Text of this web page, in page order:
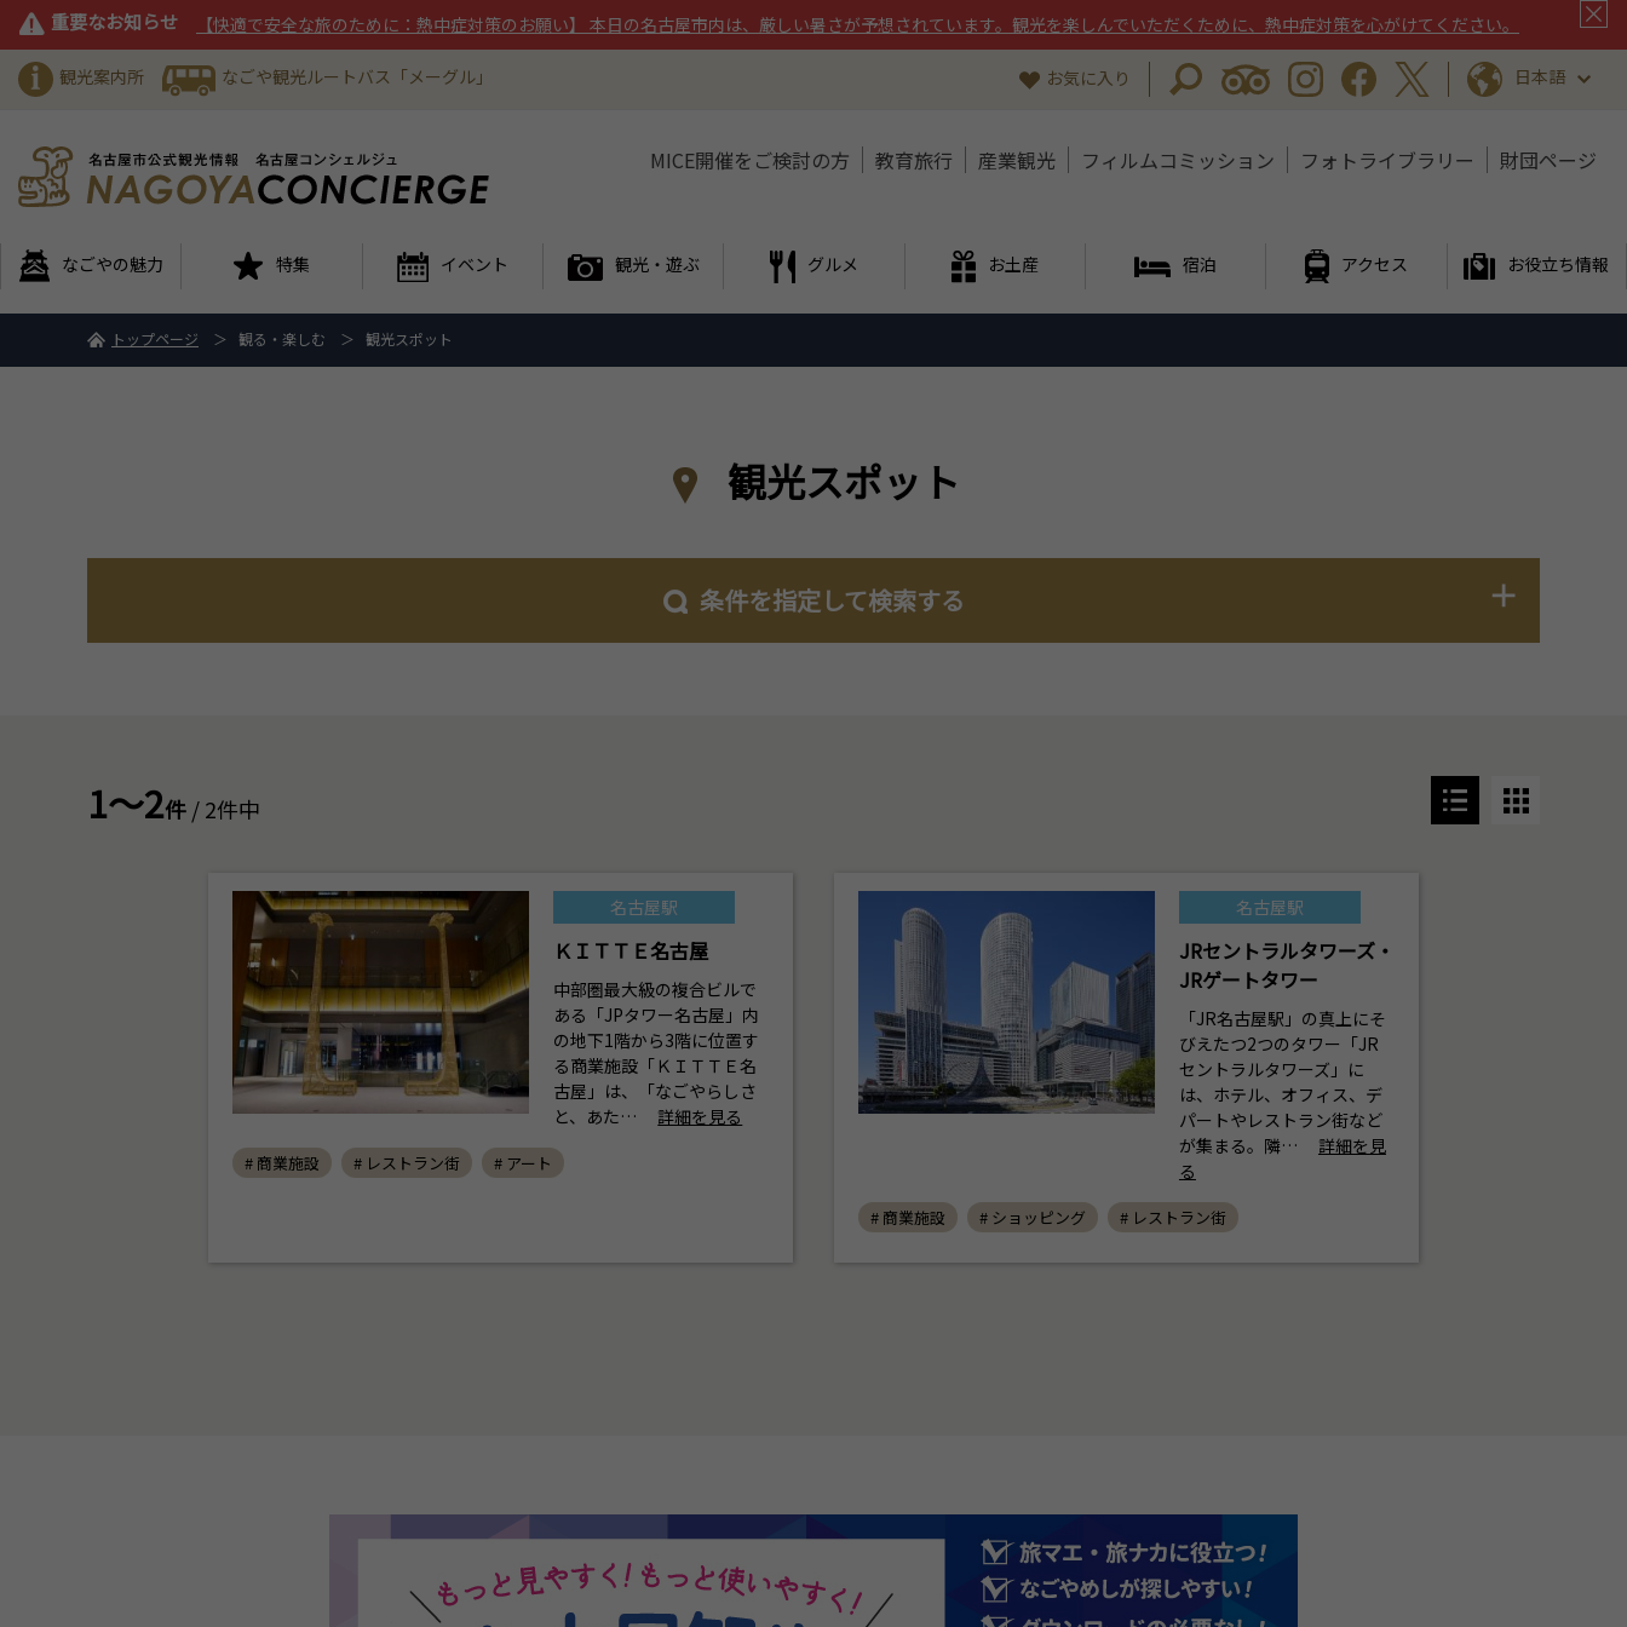
重要なお知らせ 【快適で安全な旅のために：熱中症対策のお願い】 本日の名古屋市内は、厳しい暑さが予想されています。観光を楽しんでいただくために、熱中症対策を心がけてください。
観光案内所 なごや観光ルートバス「メーグル」 お気に入り 日本語
MICE開催をご検討の方 教育旅行 産業観光 フィルムコミッション フォトライブラリー 財団ページ
なごやの魅力 特集 イベント 観光・遊ぶ グルメ お土産 宿泊 アクセス お役立ち情報
トップページ 観る・楽しむ 観光スポット
観光スポット
条件を指定して検索する
1～2件/ 2件中
名古屋駅
ＫＩＴＴＥ名古屋
中部圏最大級の複合ビルで
ある「JPタワー名古屋」内
の地下1階から3階に位置す
る商業施設「ＫＩＴＴＥ名
古屋」は、「なごやらしさ
と、あた…
詳細を見る
# 商業施設 # レストラン街 # アート
名古屋駅
JRセントラルタワーズ・
JRゲートタワー
「JR名古屋駅」の真上にそ
びえたつ2つのタワー「JR
セントラルタワーズ」に
は、ホテル、オフィス、デ
パートやレストラン街など
が集まる。隣…
詳細を見
る
# 商業施設 # ショッピング # レストラン街